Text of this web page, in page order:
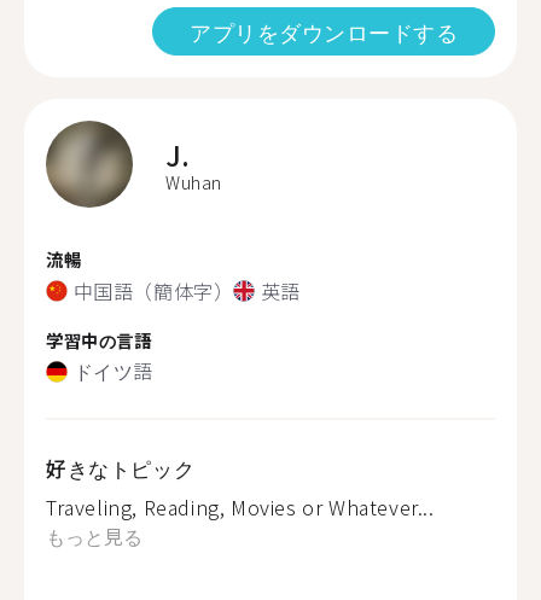
アプリをダウンロードする
J.
Wuhan
流暢
中国語（簡体字） 英語
学習中の言語
ドイツ語
好きなトピック
Traveling, Reading, Movies or Whatever...
もっと見る